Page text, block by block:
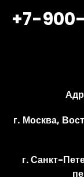
+7-
г. Москва,
г. Санкт-